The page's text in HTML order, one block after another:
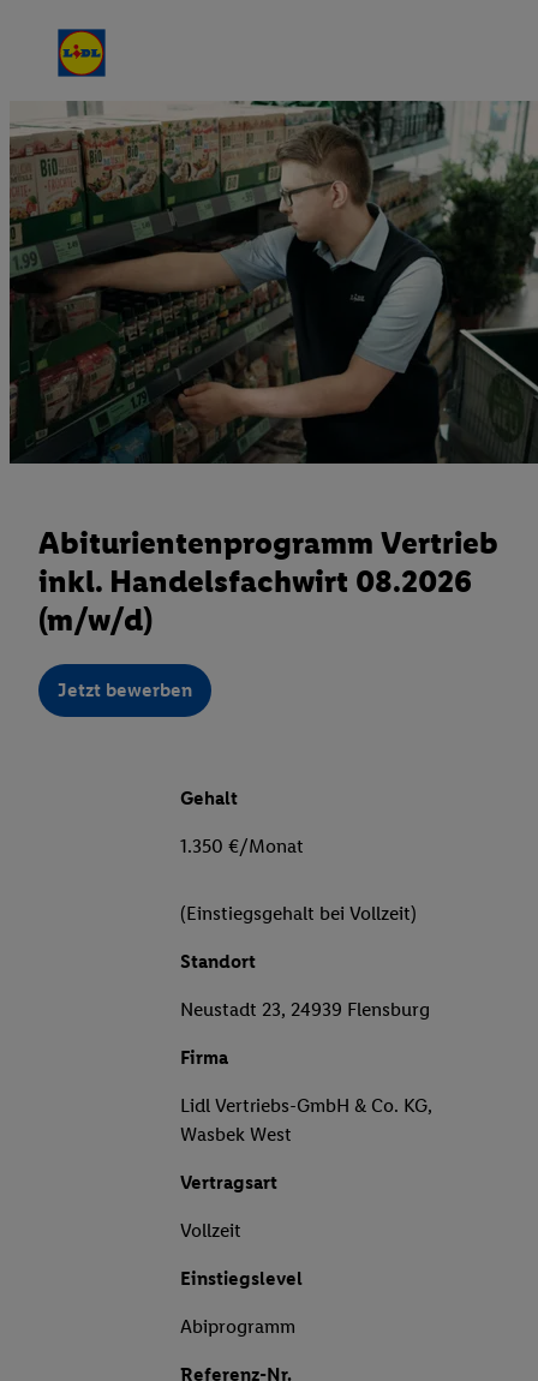
Abiturientenprogramm Vertrieb
inkl. Handelsfachwirt 08.2026
(m/w/d)
Jetzt bewerben
Gehalt
1.350 €/Monat
(Einstiegsgehalt bei Vollzeit)
Standort
Neustadt 23, 24939 Flensburg
Firma
Lidl Vertriebs-GmbH & Co. KG,
Wasbek West
Vertragsart
Vollzeit
Einstiegslevel
Abiprogramm
Referenz-Nr.